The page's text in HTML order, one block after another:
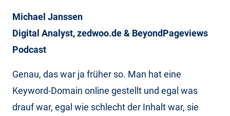
Michael Janssen
Digital Analyst, zedwoo.de & BeyondPageviews
Podcast
Genau, das war ja früher so. Man hat eine
Keyword-Domain online gestellt und egal was
drauf war, egal wie schlecht der Inhalt war, sie